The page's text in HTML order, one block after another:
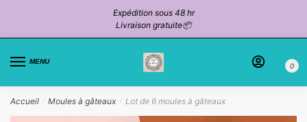
la
navigation
contenu
Expédition sous 48 hr
Livraison gratuite📦
MENU
0
Accueil / Moules à gâteaux / Lot de 6 moules à gâteaux